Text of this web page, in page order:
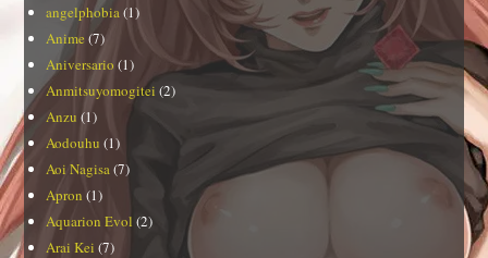
angelphobia(1)
Anime (7)
Aniversario (1)
Anmitsuyomogitei (2)
Anzu (1)
Aodouhu (1)
Aoi Nagisa(7)
Apron (1)
Aquarion Evol (2)
Arai Kei (7)